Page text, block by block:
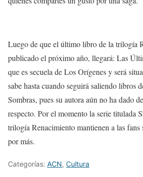
Luego de que el último libro de la trilogía
publicado el próximo año, llegará: Las
que es secuela de Los Orígenes y será
sabe hasta cuando seguirá saliendo libros
Sombras, pues su autora aún no ha dado
respecto. Por el momento la serie titulada
trilogía Renacimientomantienen a las
por más.
Categorías: ACN, Cultura